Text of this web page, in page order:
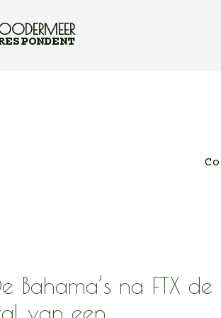
Bahama’s na FTX de
van een